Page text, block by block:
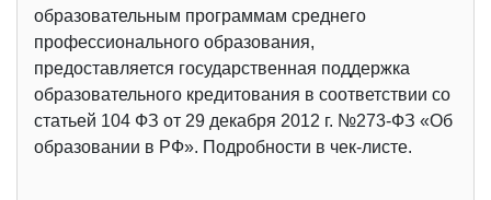
образовательным программам среднего
профессионального образования,
предоставляется государственная поддержка
образовательного кредитования в соответствии со
статьей 104 ФЗ от 29 декабря 2012 г. №273-ФЗ «Об
образовании в РФ». Подробности в чек-листе.